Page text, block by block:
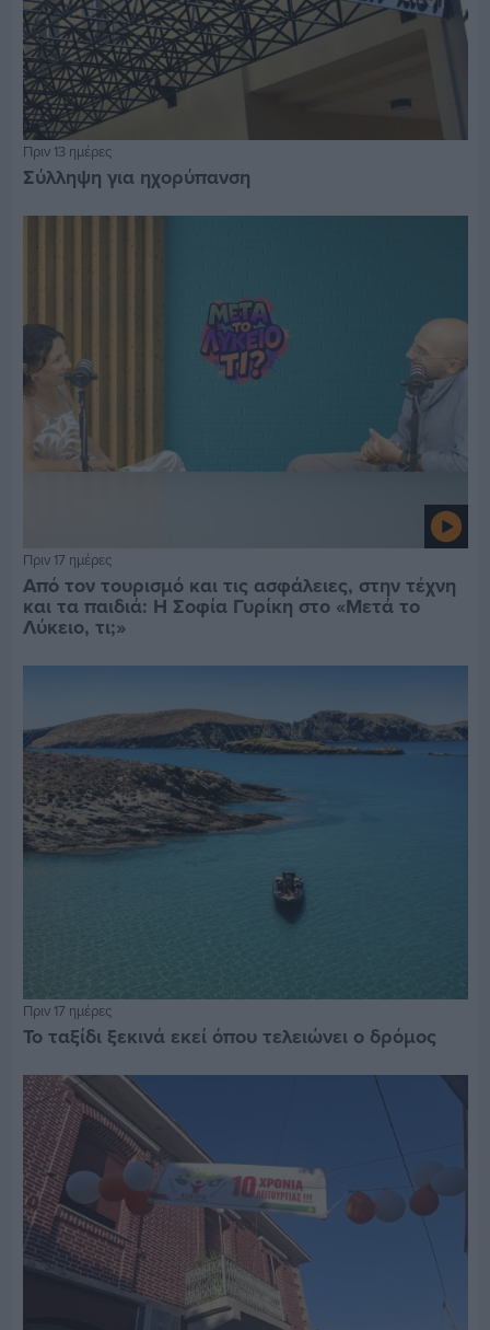
Πριν 13 ημέρες
Σύλληψη για ηχορύπανση
Πριν 17 ημέρες
Από τον τουρισμό και τις ασφάλειες, στην τέχνη
και τα παιδιά: Η Σοφία Γυρίκη στο «Μετά το
Λύκειο, τι;»
Πριν 17 ημέρες
Το ταξίδι ξεκινά εκεί όπου τελειώνει ο δρόμος